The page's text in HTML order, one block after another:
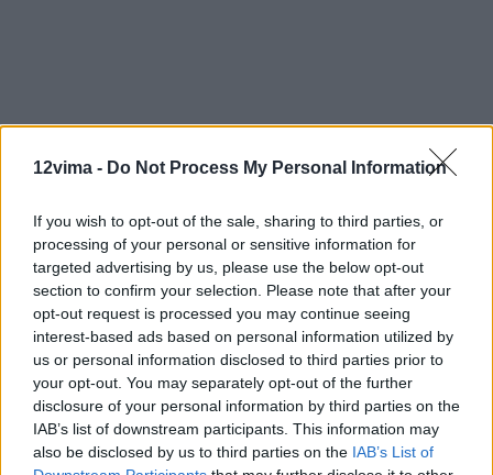
12vima - Do Not Process My Personal Information
If you wish to opt-out of the sale, sharing to third parties, or
processing of your personal or sensitive information for
targeted advertising by us, please use the below opt-out
section to confirm your selection. Please note that after your
opt-out request is processed you may continue seeing
interest-based ads based on personal information utilized by
us or personal information disclosed to third parties prior to
your opt-out. You may separately opt-out of the further
disclosure of your personal information by third parties on the
IAB’s list of downstream participants. This information may
also be disclosed by us to third parties on the IAB’s List of